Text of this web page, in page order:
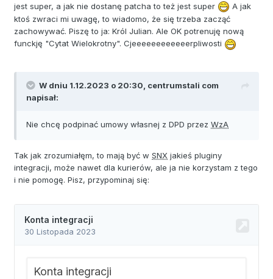
jest super, a jak nie dostanę patcha to też jest super
A jak
ktoś zwraci mi uwagę, to wiadomo, że się trzeba zacząć
zachowywać. Piszę to ja: Król Julian. Ale OK potrenuję nową
funckję "Cytat Wielokrotny". Cjeeeeeeeeeeeerpliwosti
W dniu 1.12.2023 o 20:30, centrumstali com
napisał:
Nie chcę podpinać umowy własnej z DPD przez WzA
Tak jak zrozumiałęm, to mają być w SNX jakieś pluginy
integracji, może nawet dla kurierów, ale ja nie korzystam z tego
i nie pomogę. Pisz, przypominaj się: